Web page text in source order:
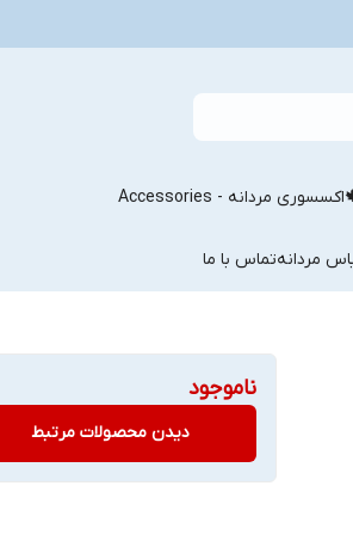
اکسسوری مردانه - Accessories
مردانهتماس با ما
ناموجود
دیدن محصولات مرتبط